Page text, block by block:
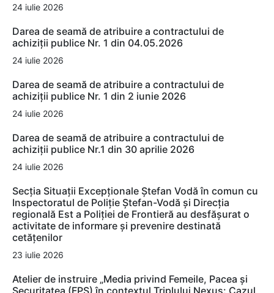
24 iulie 2026
Darea de seamă de atribuire a contractului de
achiziții publice Nr. 1 din 04.05.2026
24 iulie 2026
Darea de seamă de atribuire a contractului de
achiziții publice Nr. 1 din 2 iunie 2026
24 iulie 2026
Darea de seamă de atribuire a contractului de
achiziții publice Nr.1 din 30 aprilie 2026
24 iulie 2026
Secția Situații Excepționale Ștefan Vodă în comun cu
Inspectoratul de Poliție Ștefan-Vodă și Direcția
regională Est a Poliției de Frontieră au desfășurat o
activitate de informare și prevenire destinată
cetățenilor
23 iulie 2026
Atelier de instruire „Media privind Femeile, Pacea și